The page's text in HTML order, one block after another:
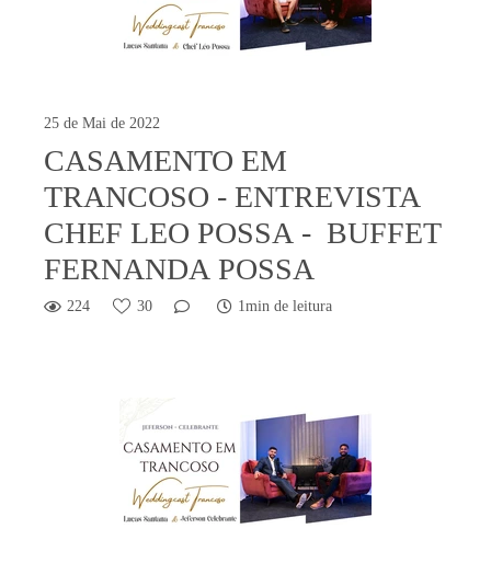
25 de Mai de 2022
CASAMENTO EM
TRANCOSO - ENTREVISTA
CHEF LEO POSSA - BUFFET
FERNANDA POSSA
224 30 1min de leitura